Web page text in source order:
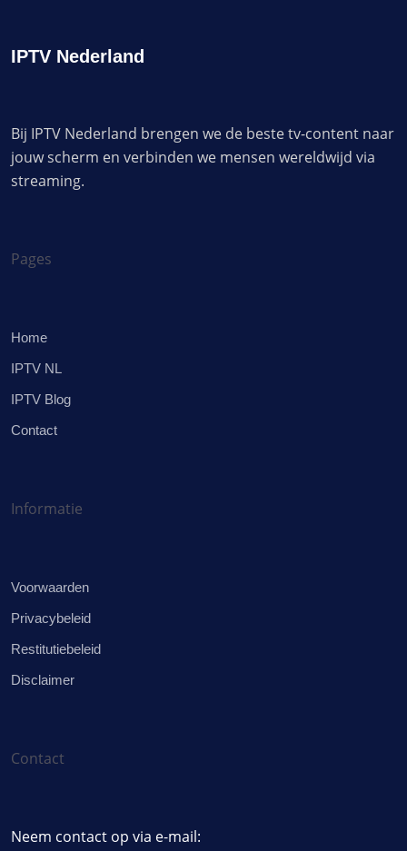
IPTV Nederland
Bij IPTV Nederland brengen we de beste tv-content naar
jouw scherm en verbinden we mensen wereldwijd via
streaming.
Pages
Home
IPTV NL
IPTV Blog
Contact
Informatie
Voorwaarden
Privacybeleid
Restitutiebeleid
Disclaimer
Contact
Neem contact op via e-mail: